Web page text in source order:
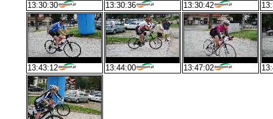
13:30:30 13:30:36 13:30:42
13:43:12 13:44:00 13:47:02